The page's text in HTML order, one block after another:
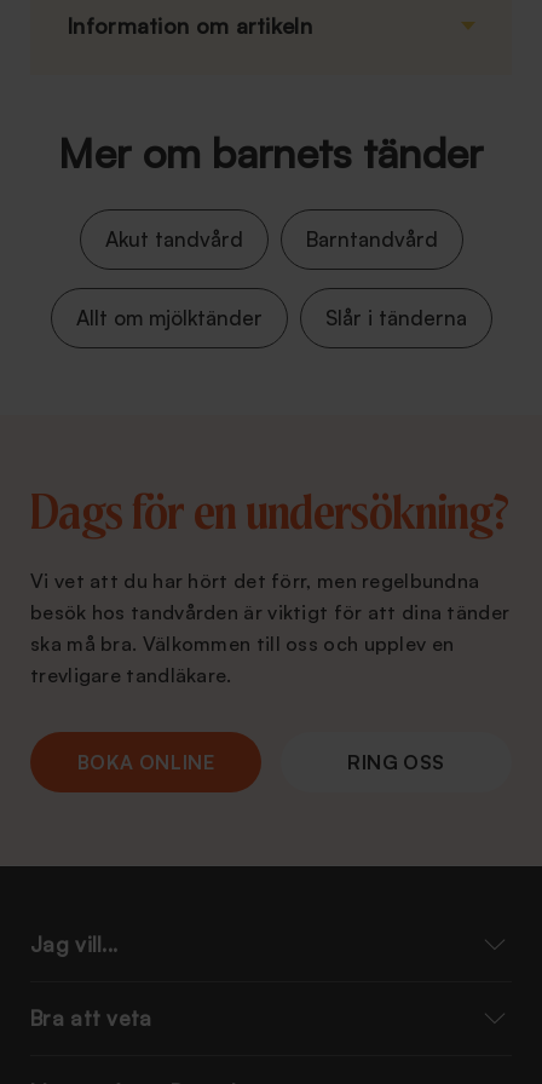
Information om artikeln
Mer om barnets tänder
Akut tandvård Barntandvård
Allt om mjölktänder Slår i tänderna
Dags för en undersökning?
Vi vet att du har hört det förr, men regelbundna
besök hos tandvården är viktigt för att dina tänder
ska må bra. Välkommen till oss och upplev en
trevligare tandläkare.
BOKA ONLINE RING OSS
Jag vill...
Bra att veta